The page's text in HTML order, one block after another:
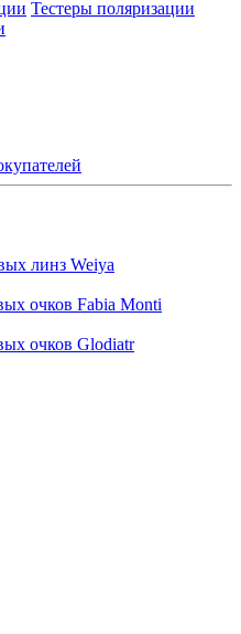
Тестеры поляризации
линз Weiya
очков Fabia Monti
очков Glodiatr